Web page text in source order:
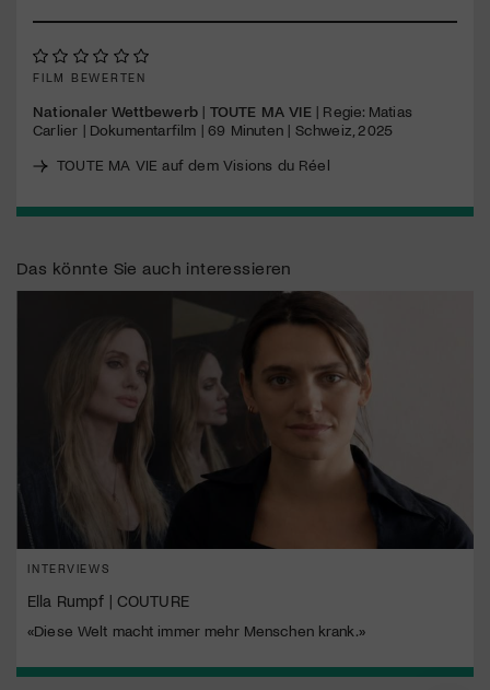
FILM BEWERTEN
Nationaler Wettbewerb | TOUTE MA VIE| Regie: Matias
Carlier | Dokumentarfilm | 69 Minuten | Schweiz, 2025
TOUTE MA VIE auf dem Visions du Réel
Das könnte Sie auch interessieren
INTERVIEWS
Ella Rumpf | COUTURE
«Diese Welt macht immer mehr Menschen krank.»